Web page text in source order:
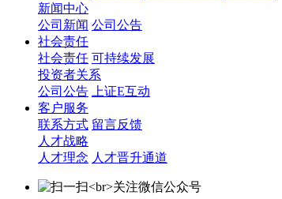
新闻中心
公司新闻 公司公告
社会责任
社会责任 可持续发展
投资者关系
公司公告
上证E互动
客户服务
联系方式 留言反馈
人才战略
人才理念 人才晋升通道